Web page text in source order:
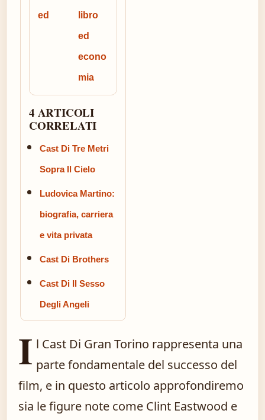
ed libro
ed
econo
mia
4 ARTICOLI
CORRELATI
Cast Di Tre Metri
Sopra Il Cielo
Ludovica Martino:
biografia, carriera
e vita privata
Cast Di Brothers
Cast Di Il Sesso
Degli Angeli
I l Cast Di Gran Torino rappresenta una
parte fondamentale del successo del
film, e in questo articolo approfondiremo
sia le figure note come Clint Eastwood e